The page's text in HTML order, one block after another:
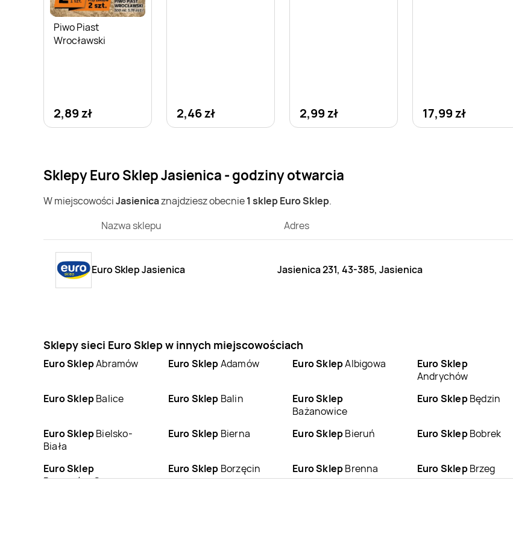
Piwo Piast
Wrocławski
2,89 zł 2,46 zł 2,99 zł 17,99 zł
Sklepy Euro Sklep Jasienica - godziny otwarcia
W miejscowościJasienicaznajdziesz obecnie1 sklep Euro Sklep.
Nazwa sklepu
Adres
Euro Sklep Jasienica Jasienica 231, 43-385, Jasienica
Sklepy sieci Euro Sklep w innych miejscowościach
Euro SklepAbramów Euro SklepAdamów Euro SklepAlbigowa
Euro Sklep
Andrychów
Euro SklepBalice Euro Sklep Balin
Euro Sklep
Bażanowice
Euro SklepBędzin
Euro SklepBielsko-
Biała
Euro Sklep Bierna Euro SklepBieruń Euro SklepBobrek
Euro Sklep
Boguszów-Gorce
Euro Sklep Borzęcin Euro SklepBrenna Euro SklepBrzeg